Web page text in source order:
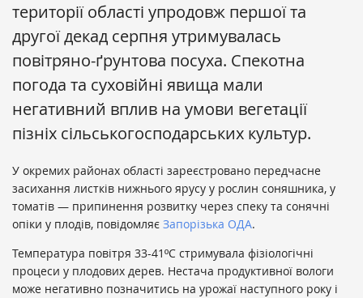
території області упродовж першої та
другої декад серпня утримувалась
повітряно-ґрунтова посуха. Спекотна
погода та суховійні явища мали
негативний вплив на умови вегетації
пізніх сільськогосподарських культур.
У окремих районах області зареєстровано передчасне
засихання листків нижнього ярусу у рослин соняшника, у
томатів — припинення розвитку через спеку та сонячні
опіки у плодів, повідомляє Запорізька ОДА.
​Температура повітря 33-41ºС стримувала фізіологічні
процеси у плодових дерев. Нестача продуктивної вологи
може негативно позначитись на урожаї наступного року і